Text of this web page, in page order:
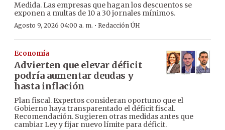
Medida. Las empresas que hagan los descuentos se
exponen a multas de 10 a 30 jornales mínimos.
Agosto 9, 2026 04:00 a. m. · Redacción ÚH
Economía
Advierten que elevar déficit
podría aumentar deudas y
hasta inflación
Plan fiscal. Expertos consideran oportuno que el
Gobierno haya transparentado el déficit fiscal.
Recomendación. Sugieren otras medidas antes que
cambiar Ley y fijar nuevo límite para déficit.